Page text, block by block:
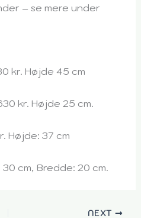
– se mere under
kr. Højde 45 cm
kr. Højde 25 cm.
Højde: 37 cm
cm, Bredde: 20 cm.
NEXT